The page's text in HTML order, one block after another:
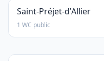
Saint-Préjet-d'Allier
1 WC public